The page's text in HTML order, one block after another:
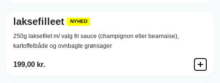
laksefilleet NYHED
250g laksefilet m/ valg fri sauce (champignon eller bearnaise),
kartoffelbåde og ovnbagte grønsager
199,00 kr.